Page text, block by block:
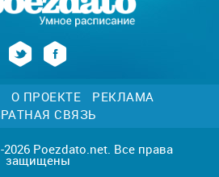
О ПРОЕКТЕ
РЕКЛАМА
СВЯЗЬ
2026 Poezdato.net. Все права
защищены